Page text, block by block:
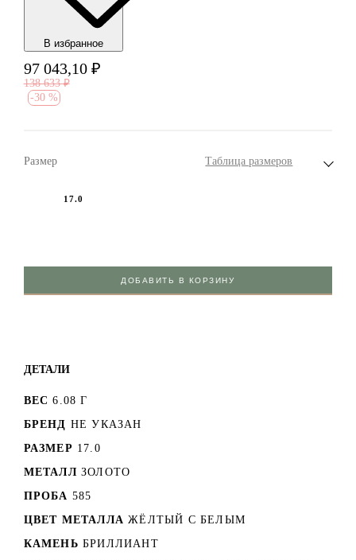
В избранноe
97 043,10 ₽
138 633 ₽
-30 %
Размер Таблица размеров
17.0
ДОБАВИТЬ В КОРЗИНУ
ДЕТАЛИ
ВЕС 6.08 Г
БРЕНД НЕ УКАЗАН
РАЗМЕР 17.0
МЕТАЛЛ ЗОЛОТО
ПРОБА 585
ЦВЕТ МЕТАЛЛА ЖЁЛТЫЙ С БЕЛЫМ
КАМЕНЬ БРИЛЛИАНТ